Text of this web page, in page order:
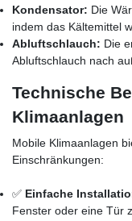
Kondensator: Die
indem das Kältemittel
Abluftschlauch: Die
Abluftschlauch nach
Technische
Klimaanlagen
Mobile Klimaanlagen
Einschränkungen:
✅ Einfache
Fenster oder eine Tür